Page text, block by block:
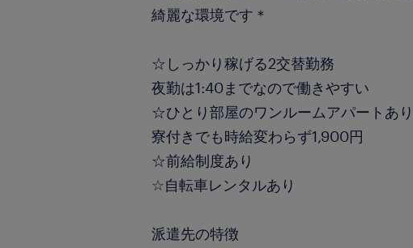
綺麗な環境です＊
☆しっかり稼げる2交替勤務
夜勤は1:40までなので働きやすい
☆ひとり部屋のワンルームアパートあり
寮付きでも時給変わらず1,900円
☆前給制度あり
☆自転車レンタルあり
派遣先の特徴